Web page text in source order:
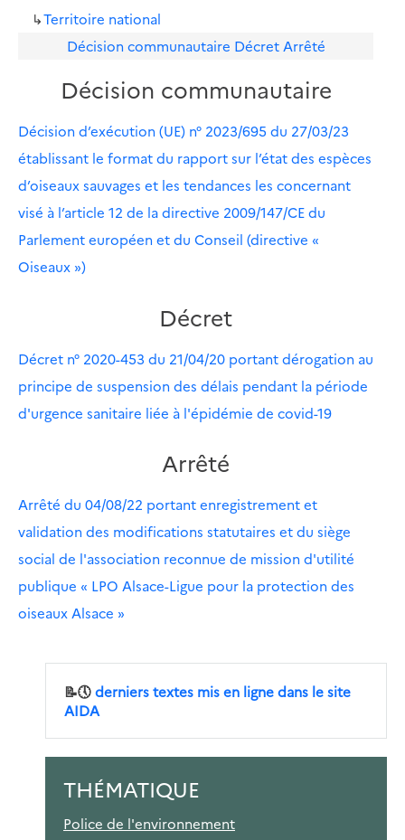
↳Territoire national
Décision communautaire Décret Arrêté
Décision communautaire
Décision d’exécution (UE) n° 2023/695 du 27/03/23
établissant le format du rapport sur l’état des espèces
d’oiseaux sauvages et les tendances les concernant
visé à l’article 12 de la directive 2009/147/CE du
Parlement européen et du Conseil (directive «
Oiseaux »)
Décret
Décret n° 2020-453 du 21/04/20 portant dérogation au
principe de suspension des délais pendant la période
d'urgence sanitaire liée à l'épidémie de covid-19
Arrêté
Arrêté du 04/08/22 portant enregistrement et
validation des modifications statutaires et du siège
social de l'association reconnue de mission d'utilité
publique « LPO Alsace-Ligue pour la protection des
oiseaux Alsace »
📝🕔derniers textes mis en ligne dans le site
AIDA
THÉMATIQUE
Police de l'environnement